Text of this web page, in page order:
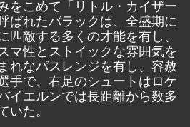
をこめて「リトル・カイザー
ばれたバラックは、全盛期に
匹敵する多くの才能を有し、
マ性とストイックな雰囲気を
れなパスレンジを有し、容赦
手で、右足のシュートはロケ
イエルンでは長距離から数多
いた。